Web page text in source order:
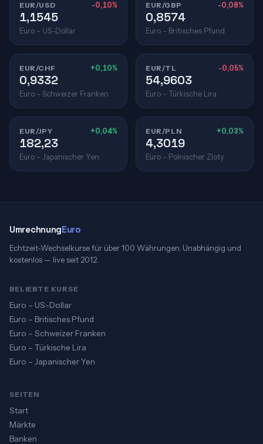
EUR/USD -0,10%
1,1545
Euro – US-Dollar
EUR/GBP -0,08%
0,8574
Euro – Britisches Pfund
EUR/CHF +0,10%
0,9332
Euro – Schweizer Franken
EUR/TL -0,05%
54,9603
Euro – Türkische Lira
EUR/JPY +0,04%
182,23
Euro – Japanischer Yen
EUR/PLN +0,03%
4,3019
Euro – Polnischer Zloty
UmrechnungEuro
Echtzeit-Wechselkurse für über 100 Währungen. Unabhängig und
kostenlos — live seit 2012.
BELIEBTE KURSE
Euro – US-Dollar
Euro – Britisches Pfund
Euro – Schweizer Franken
Euro – Türkische Lira
Euro – Japanischer Yen
SEITEN
Start
Märkte
Banken